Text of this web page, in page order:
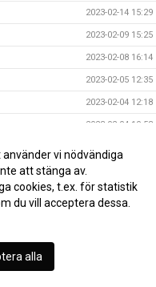
2023-02-14 15:29
2023-02-09 15:25
2023-02-08 16:14
2023-02-05 12:35
2023-02-04 12:18
2023-02-04 10:53
2023-02-01 13:48
match
vi nödvändiga
att stänga av.
cookies, t.ex. för statistik
du vill acceptera dessa.
alla